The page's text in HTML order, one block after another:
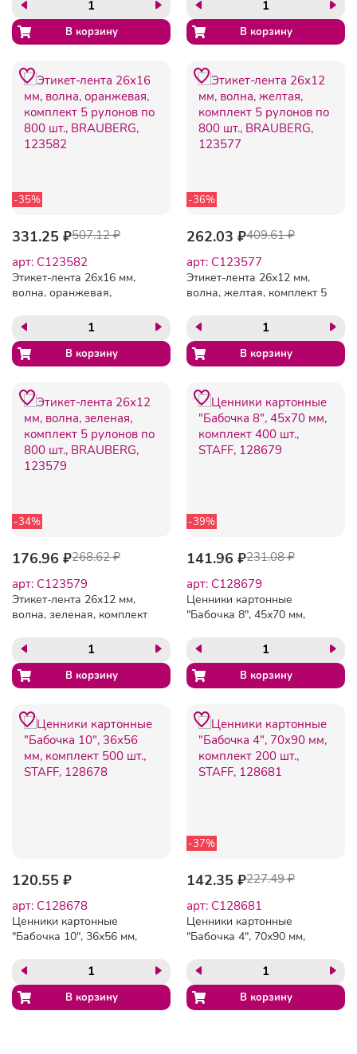
-35%
331.25 ₽507.12 ₽
арт: C123582
Этикет-лента 26х16 мм,
волна, оранжевая,
800 шт., BRAUBERG,
123582
-36%
262.03 ₽409.61 ₽
арт: C123577
Этикет-лента 26х12 мм,
волна, желтая, комплект 5
BRAUBERG, 123577
-34%
176.96 ₽268.62 ₽
арт: C123579
Этикет-лента 26х12 мм,
волна, зеленая, комплект
BRAUBERG, 123579
-39%
141.96 ₽231.08 ₽
арт: C128679
Ценники картонные
"Бабочка 8", 45х70 мм,
128679
120.55 ₽
арт: C128678
Ценники картонные
"Бабочка 10", 36х56 мм,
128678
-37%
142.35 ₽227.49 ₽
арт: C128681
Ценники картонные
"Бабочка 4", 70х90 мм,
128681